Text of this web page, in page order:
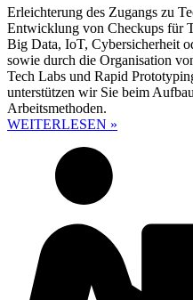
Erleichterung des Zugangs zu
Entwicklung von Checkups für
Big Data, IoT, Cybersicherheit
sowie durch die Organisation
Tech Labs und Rapid
unterstützen wir Sie beim
Arbeitsmethoden.
WEITERLESEN »